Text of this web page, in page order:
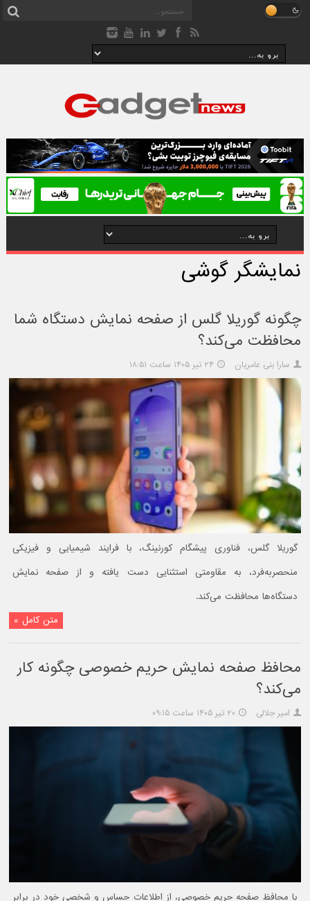
نمایشگر گوشی
چگونه گوریلا گلس از صفحه نمایش دستگاه شما
محافظت می‌کند؟
سارا بنی عامریان ۲۴ تیر ۱۴۰۵ ساعت ۱۸:۵۱
گوریلا گلس، فناوری پیشگام کورنینگ، با فرایند شیمیایی و فیزیکی
منحصربه‌فرد، به مقاومتی استثنایی دست یافته و از صفحه نمایش
دستگاه‌ها محافظت می‌کند.
متن کامل »
محافظ صفحه نمایش حریم خصوصی چگونه کار
می‌کند؟
امیر جلالی ۲۰ تیر ۱۴۰۵ ساعت ۰۹:۱۵
با محافظ صفحه حریم خصوصی، از اطلاعات حساس و شخصی خود در برابر